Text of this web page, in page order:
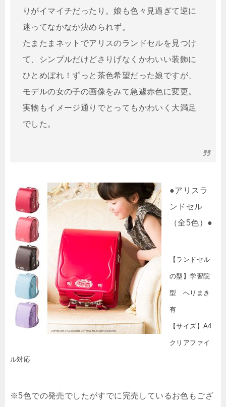
りがイマイチだったり。娘も色々見過ぎて逆に
迷ってなかなか決められず。
たまたまネットでアリスのランドセルを見つけ
て、シンプルだけどさりげなくかわいい装飾に
ひとめぼれ！ずっと茶色希望だった娘ですが、
モデルの女の子の画像をみて急遽赤色に変更。
実物もイメージ通りでとってもかわいく大満足
でした。
●アリスラ
ンドセル
（全5色）●
【ランドセル
の型】学習院
型 へりまき
有
【サイズ】A4
クリアファイ
ル対応
※5色での発売でしたがすでに完売しているお色もござ